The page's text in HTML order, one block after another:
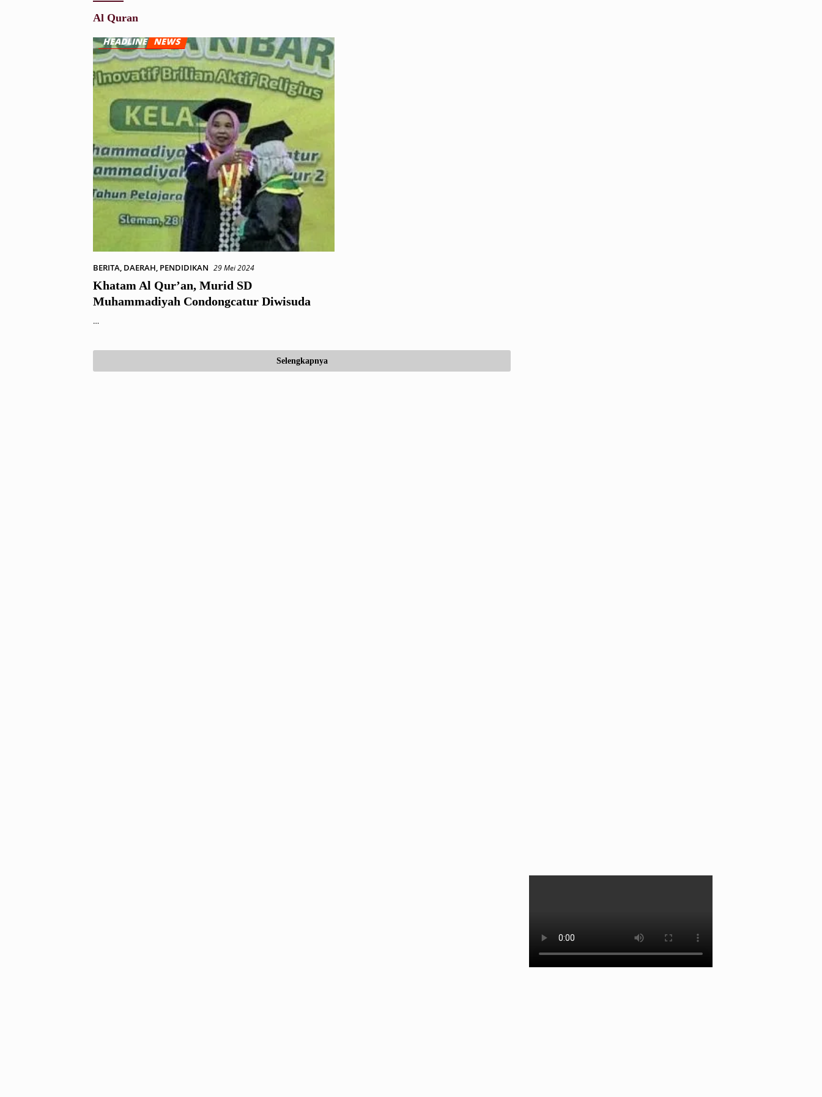
Al Quran
BERITA, DAERAH, PENDIDIKAN 29 Mei 2024
Khatam Al Qur’an, Murid SD
Muhammadiyah Condongcatur Diwisuda
…
Selengkapnya